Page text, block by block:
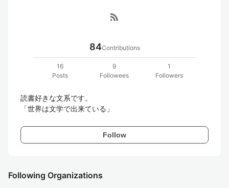
rss_feed
84Contributions
16
Posts
9
Followees
1
Followers
読書好きな文系です。
Follow
Following Organizations